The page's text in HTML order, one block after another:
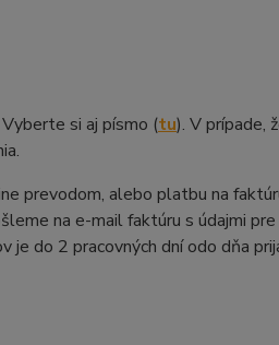
si aj písmo (tu). V prípade,
prevodom, alebo platbu na
na e-mail faktúru s údajmi
je do 2 pracovných dní odo dňa